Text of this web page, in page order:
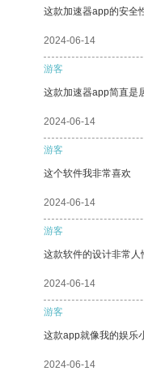
这款加速器app的安全
2024-06-14
游客
这款加速器app简直是
2024-06-14
游客
这个软件我非常喜欢
2024-06-14
游客
这款软件的设计非常人
2024-06-14
游客
这款app就像我的娱乐
2024-06-14